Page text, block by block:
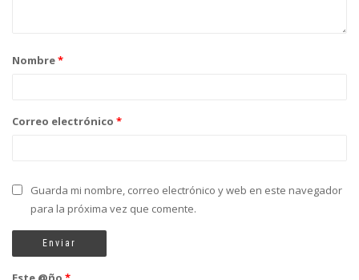
Nombre*
Correo electrónico *
Guarda mi nombre, correo electrónico y web en este navegador
para la próxima vez que comente.